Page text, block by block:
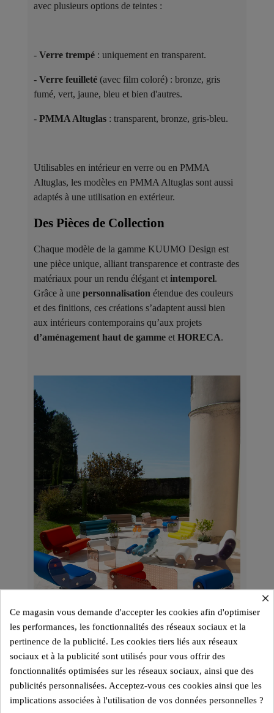
avec plusieurs options de teintes :
- Verre trempé : uniquement en transparent.
- Verre feuilleté (avec film coloré) : bronze, gris
fumé, vert, jaune, bleu et bien d'autres.
- PMMA Altuglas : transparent, bronze, gris-bleu.
Utilisables en intérieur en verre ou en PMMA
Altuglas, les modèles en PMMA Altuglas sont aussi
adaptés à une utilisation en extérieur.
Des Pièces de Collection ​
Chaque modèle de la gamme KUUMO Design est
une pièce unique, alliant transparence et contraste des
matériaux pour un rendu élégant et intemporel.
Grâce à une personnalisation étendue des couleurs
et des finitions, ces créations s’adaptent aussi bien
aux intérieurs contemporains qu’aux projets
d’aménagement haut de gamme et HORECA.
×
Ce magasin vous demande d'accepter les cookies afin d'optimiser
les performances, les fonctionnalités des réseaux sociaux et la
pertinence de la publicité. Les cookies tiers liés aux réseaux
sociaux et à la publicité sont utilisés pour vous offrir des
fonctionnalités optimisées sur les réseaux sociaux, ainsi que des
publicités personnalisées. Acceptez-vous ces cookies ainsi que les
implications associées à l'utilisation de vos données personnelles ?